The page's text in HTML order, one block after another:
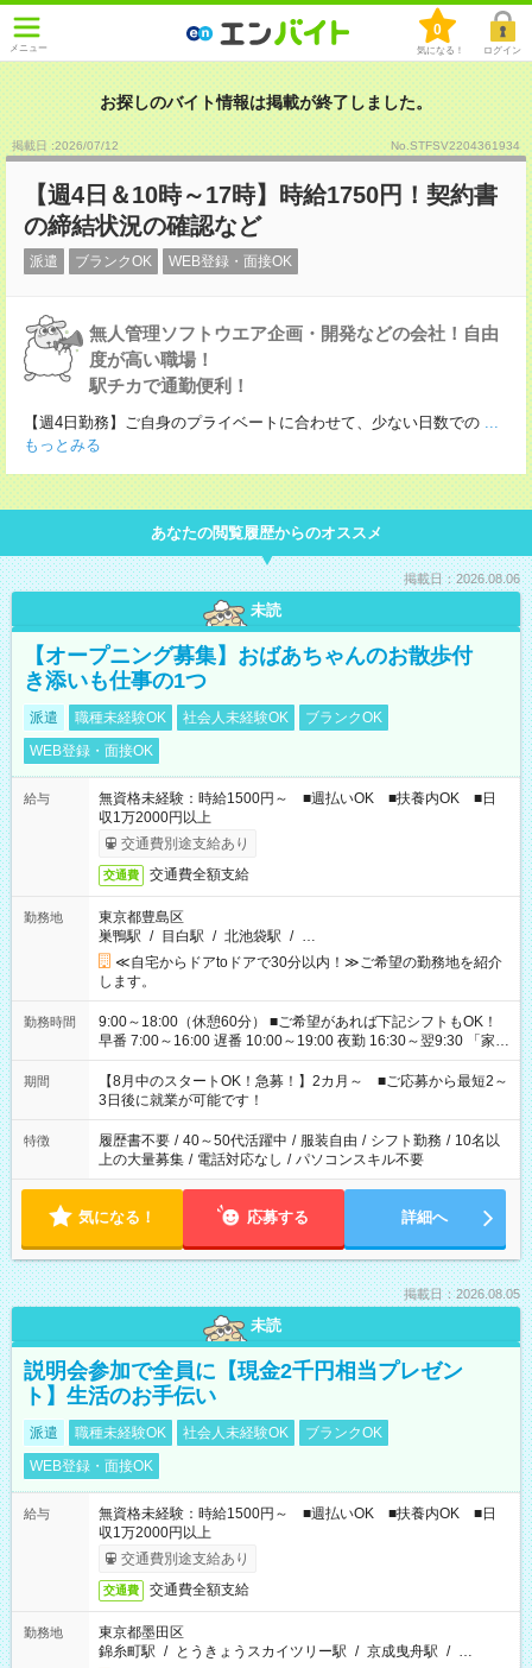
メニュー
0
気になる！ ログイン
お探しのバイト情報は掲載が終了しました。
掲載日 :2026/07/12 No.STFSV2204361934
【週4日＆10時～17時】時給1750円！契約書
の締結状況の確認など
派遣 ブランクOK WEB登録・面接OK
無人管理ソフトウエア企画・開発などの会社！自由
度が高い職場！
駅チカで通勤便利！
【週4日勤務】ご自身のプライベートに合わせて、少ない日数での ...
もっとみる
あなたの閲覧履歴からのオススメ
掲載日：2026.08.06
未読
【オープニング募集】おばあちゃんのお散歩付
き添いも仕事の1つ
派遣 職種未経験OK 社会人未経験OK
ブランクOK
WEB登録・面接OK
給与
無資格未経験：時給1500円～ ■週払いOK ■扶養内OK ■日
収1万2000円以上
交通費別途支給あり
交通費 交通費全額支給
勤務地
東京都豊島区
巣鴨駅 / 目白駅 / 北池袋駅 / …
≪自宅からドアtoドアで30分以内！≫ご希望の勤務地を紹介
します。
勤務時間
9:00～18:00（休憩60分） ■ご希望があれば下記シフトもOK！
早番 7:00～16:00 遅番 10:00～19:00 夜勤 16:30～翌9:30 「家族
と休みを合わせたい」 「余裕を持って夕飯の準備がしたい」
「できれば残業はしたくない」 など、ご希望を教えてください
ね。 ※Wワーク希望の方へ 今ご覧のお仕事で希望する勤務時間
と、もう1つのお仕事の勤務時間。 合計で週40時間を超える場
合は応募できません。
期間
【8月中のスタートOK！急募！】2カ月～ ■ご応募から最短2～
3日後に就業が可能です！
特徴 履歴書不要 / 40～50代活躍中 / 服装自由 / シフト勤務 / 10名以
上の大量募集 / 電話対応なし / パソコンスキル不要
気になる！ 応募する 詳細へ
掲載日：2026.08.05
未読
説明会参加で全員に【現金2千円相当プレゼン
ト】生活のお手伝い
派遣 職種未経験OK 社会人未経験OK
ブランクOK
WEB登録・面接OK
給与
無資格未経験：時給1500円～ ■週払いOK ■扶養内OK ■日
収1万2000円以上
交通費別途支給あり
交通費 交通費全額支給
勤務地
東京都墨田区
錦糸町駅 / とうきょうスカイツリー駅 / 京成曳舟駅 / …